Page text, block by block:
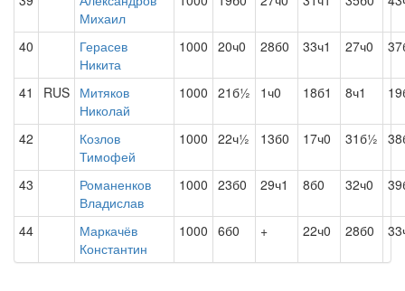
Михаил
40
Герасев
Никита
1000 20ч0 28б0 33ч1 27ч0
41 RUS Митяков
Николай
1000 21б½ 1ч0 18б1 8ч1
42
Козлов
Тимофей
1000 22ч½ 13б0 17ч0 31б½
43
Романенков
Владислав
1000 23б0 29ч1 8б0 32ч0
44
Маркачёв
Константин
1000 6б0 + 22ч0 28б0